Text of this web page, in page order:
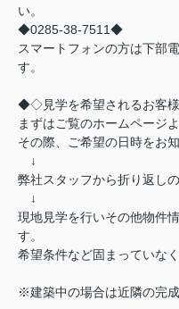
い。
◆0285-38-7511◆
スマートフォンの方は下部
す。
◆◇見学を希望されるお客
まずはご覧のホームページ
その際、ご希望の日時をお
↓
弊社スタッフから折り返し
↓
現地見学を行いその他物件
す。
希望条件など固まっていな
※建築中の場合は近隣の完